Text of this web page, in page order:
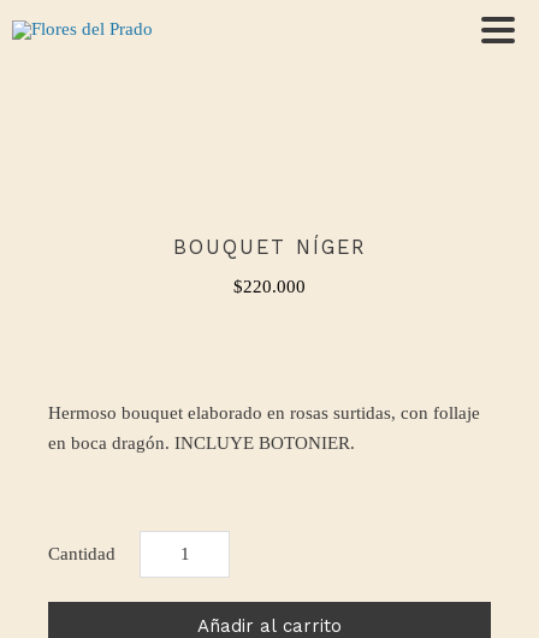
BOUQUET NÍGER
$220.000
Hermoso bouquet elaborado en rosas surtidas, con follaje
en boca dragón. INCLUYE BOTONIER.
Bouquet
cantidad
Añadir al carrito